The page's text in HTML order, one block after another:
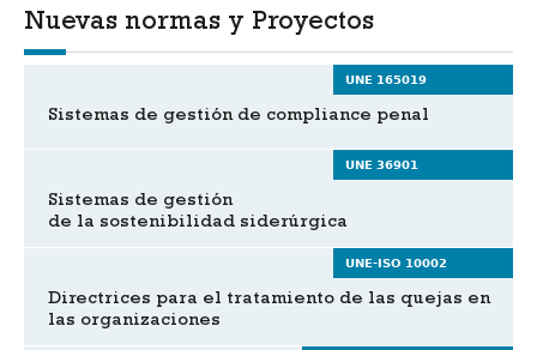
Nuevas normas y Proyectos
UNE 165019
Sistemas de gestión de compliance penal
UNE 36901
Sistemas de gestión
de la sostenibilidad siderúrgica
UNE-ISO 10002
Directrices para el tratamiento de las quejas en
las organizaciones